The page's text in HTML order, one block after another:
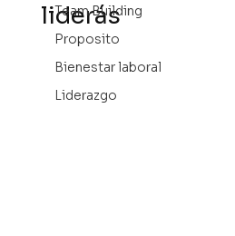
Team Building
Proposito
Bienestar laboral
Liderazgo
liderás